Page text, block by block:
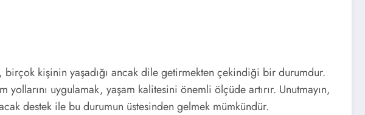
birçok kişinin yaşadığı ancak dile getirmekten çekindiği bir durumdur.
yollarını uygulamak, yaşam kalitesini önemli ölçüde artırır. Unutmayın,
destek ile bu durumun üstesinden gelmek mümkündür.